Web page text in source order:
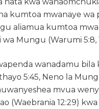
kumtoa mwanaye wa
aliamua kumtoa
Mungu (Warumi 5:8,
wanadamu bila
5:45, Neno la
mvua
(Waebrania 12:29)